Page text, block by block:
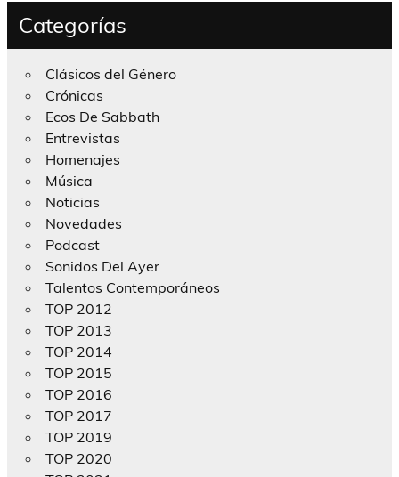
Categorías
Clásicos del Género
Crónicas
Ecos De Sabbath
Entrevistas
Homenajes
Música
Noticias
Novedades
Podcast
Sonidos Del Ayer
Talentos Contemporáneos
TOP 2012
TOP 2013
TOP 2014
TOP 2015
TOP 2016
TOP 2017
TOP 2019
TOP 2020